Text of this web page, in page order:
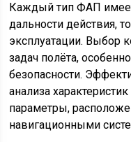
Каждый тип ФАП
дальности действия,
эксплуатации. Выбор
задач полёта,
безопасности.
анализа
параметры,
навигационными